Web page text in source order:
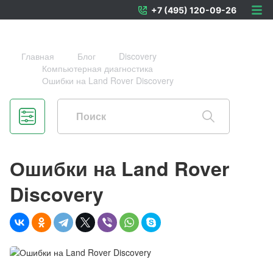
+7 (495) 120-09-26
Главная Блог
Discovery
Компьютерная диагностика
Ошибки на Land Rover Discovery